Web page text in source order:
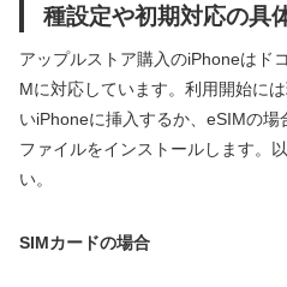
種設定や初期対応の具
アップルストア購入のiPhoneはド
Mに対応しています。利用開始に
いiPhoneに挿入するか、eSIMの場
ファイルをインストールします。
い。
SIMカードの場合